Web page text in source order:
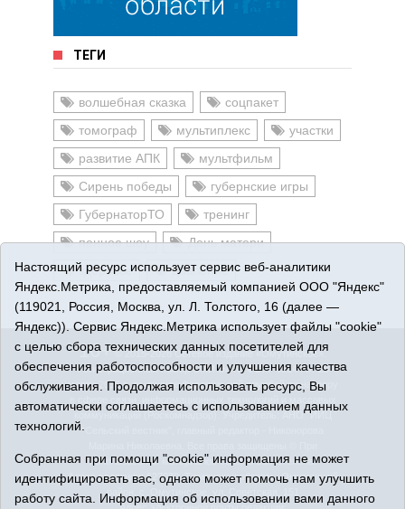
ТЕГИ
волшебная сказка
соцпакет
томограф
мультиплекс
участки
развитие АПК
мультфильм
Сирень победы
губернские игры
ГубернаторТО
тренинг
пенное шоу
День матери
здоровье
давление
16+© 2015-2026 Сетевое издание «Омутинское».
Регистрационный номер СМИ Эл № ФС77-65144 от 28
марта 2016 г., выданное Федеральной службой по надзору
коммуникаций (Роскомнадзор). Учредитель: АНО "ИИЦ
"Сельский вестник", главный редактор - Никонорова
использовании материалов ссылка обязательна.
Адрес редакции: 627070, Тюменская область, Омутинский
район, с. Омутинское, ул. Советская, 151
Настоящий ресурс использует сервис веб-аналитики
Яндекс.Метрика, предоставляемый компанией ООО "Яндекс"
(119021, Россия, Москва, ул. Л. Толстого, 16 (далее —
Яндекс)). Сервис Яндекс.Метрика использует файлы "cookie"
с целью сбора технических данных посетителей для
обеспечения работоспособности и улучшения качества
обслуживания. Продолжая использовать ресурс, Вы
автоматически соглашаетесь с использованием данных
технологий.
Собранная при помощи "cookie" информация не может
идентифицировать вас, однако может помочь нам улучшить
работу сайта. Информация об использовании вами данного